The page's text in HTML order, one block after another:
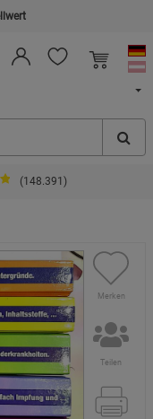
(148.391)
Merken
Teilen